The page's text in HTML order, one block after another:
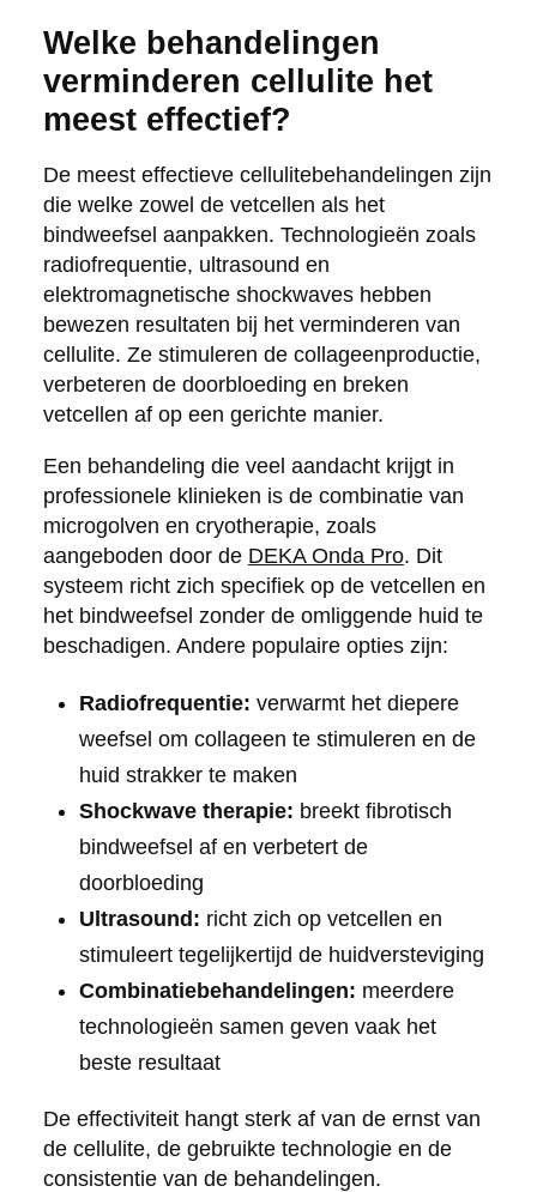
Welke behandelingen
verminderen cellulite het
meest effectief?
De meest effectieve cellulitebehandelingen zijn
die welke zowel de vetcellen als het
bindweefsel aanpakken. Technologieën zoals
radiofrequentie, ultrasound en
elektromagnetische shockwaves hebben
bewezen resultaten bij het verminderen van
cellulite. Ze stimuleren de collageenproductie,
verbeteren de doorbloeding en breken
vetcellen af op een gerichte manier.
Een behandeling die veel aandacht krijgt in
professionele klinieken is de combinatie van
microgolven en cryotherapie, zoals
aangeboden door de DEKA Onda Pro. Dit
systeem richt zich specifiek op de vetcellen en
het bindweefsel zonder de omliggende huid te
beschadigen. Andere populaire opties zijn:
Radiofrequentie: verwarmt het diepere
weefsel om collageen te stimuleren en de
huid strakker te maken
Shockwave therapie: breekt fibrotisch
bindweefsel af en verbetert de
doorbloeding
Ultrasound: richt zich op vetcellen en
stimuleert tegelijkertijd de huidversteviging
Combinatiebehandelingen: meerdere
technologieën samen geven vaak het
beste resultaat
De effectiviteit hangt sterk af van de ernst van
de cellulite, de gebruikte technologie en de
consistentie van de behandelingen.